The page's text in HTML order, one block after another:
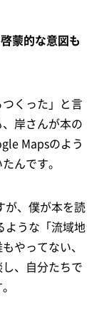
蒙的な意図も
くった」と言
岸さんが本の
Mapsのよう
んです。
が、僕が本を読
ような「流域地
やってない、
、自分たちで